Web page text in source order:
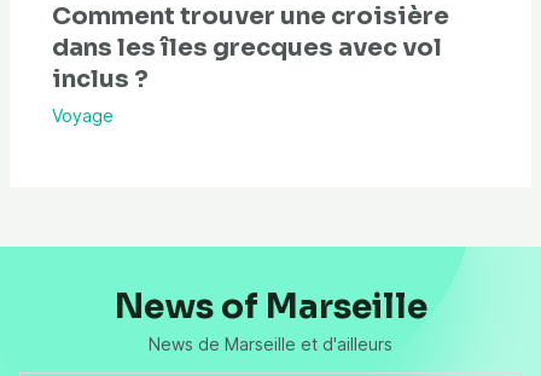
Comment trouver une croisière
dans les îles grecques avec vol
inclus ?
Voyage
News of Marseille
News de Marseille et d'ailleurs